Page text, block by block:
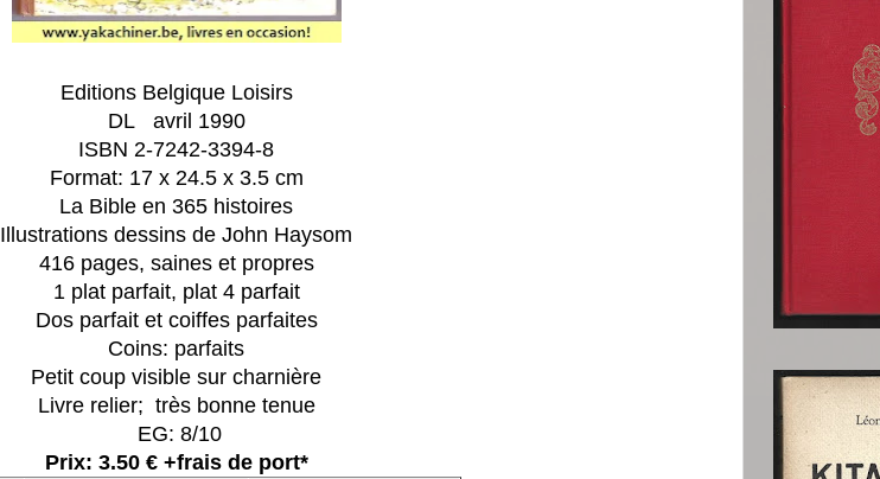
Editions Belgique Loisirs
DL avril 1990
ISBN 2-7242-3394-8
Format: 17 x 24.5 x 3.5 cm
La Bible en 365 histoires
Illustrations dessins de John Haysom
416 pages, saines et propres
1 plat parfait, plat 4 parfait
Dos parfait et coiffes parfaites
Coins: parfaits
Petit coup visible sur charnière
Livre relier; très bonne tenue
EG: 8/10
Prix: 3.50 € +frais de port*